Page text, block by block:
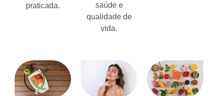
praticada.
saúde e
qualidade de
vida.